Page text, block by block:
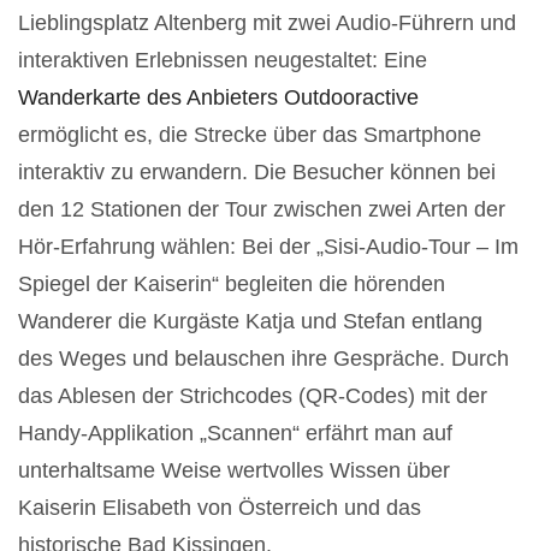
Lieblingsplatz Altenberg mit zwei Audio-Führern und
interaktiven Erlebnissen neugestaltet: Eine
Wanderkarte des Anbieters Outdooractive
ermöglicht es, die Strecke über das Smartphone
interaktiv zu erwandern. Die Besucher können bei
den 12 Stationen der Tour zwischen zwei Arten der
Hör-Erfahrung wählen: Bei der „Sisi-Audio-Tour – Im
Spiegel der Kaiserin“ begleiten die hörenden
Wanderer die Kurgäste Katja und Stefan entlang
des Weges und belauschen ihre Gespräche. Durch
das Ablesen der Strichcodes (QR-Codes) mit der
Handy-Applikation „Scannen“ erfährt man auf
unterhaltsame Weise wertvolles Wissen über
Kaiserin Elisabeth von Österreich und das
historische Bad Kissingen.